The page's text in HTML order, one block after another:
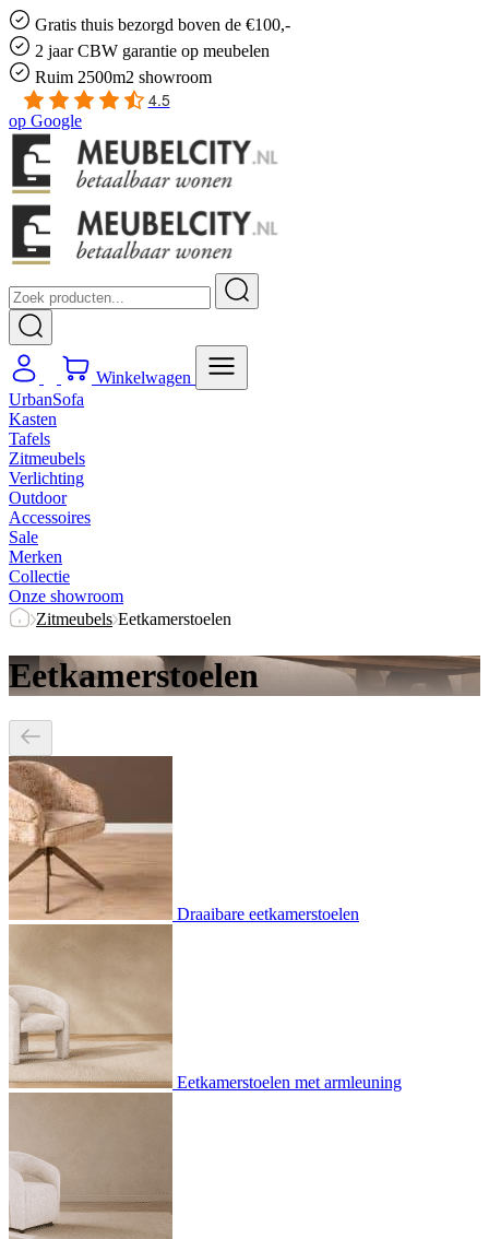
Gratis thuis bezorgd boven de €100,-
2 jaar CBW garantie op meubelen
Ruim 2500m2 showroom
4.5
op Google
Winkelwagen
UrbanSofa
Kasten
Tafels
Zitmeubels
Verlichting
Outdoor
Accessoires
Sale
Merken
Collectie
Onze showroom
Zitmeubels Eetkamerstoelen
Eetkamerstoelen
Draaibare eetkamerstoelen
Eetkamerstoelen met armleuning